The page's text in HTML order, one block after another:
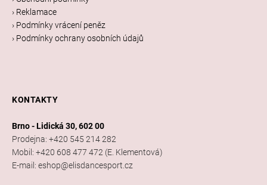
› Reklamace
› Podmínky vrácení peněz
› Podmínky ochrany osobních údajů
KONTAKTY
Brno - Lidická 30, 602 00
Prodejna: +420 545 214 282
Mobil: +420 608 477 472 (E. Klementová)
E-mail: eshop@elisdancesport.cz